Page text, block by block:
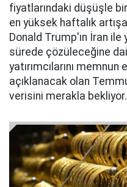
fiyatlarındaki düşüşle
en yüksek haftalık artışa
Donald Trump'ın İran ile
sürede çözüleceğine
yatırımcılarını
açıklanacak olan
verisini merakla bekliyor.